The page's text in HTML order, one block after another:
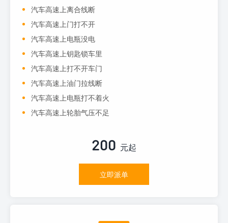
汽车高速上离合线断
汽车高速上门打不开
汽车高速上电瓶没电
汽车高速上钥匙锁车里
汽车高速上打不开车门
汽车高速上油门拉线断
汽车高速上电瓶打不着火
汽车高速上轮胎气压不足
200 元起
立即派单